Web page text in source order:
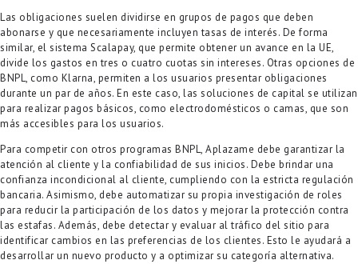
Las obligaciones suelen dividirse en grupos de pagos que deben
abonarse y que necesariamente incluyen tasas de interés. De forma
similar, el sistema Scalapay, que permite obtener un avance en la UE,
divide los gastos en tres o cuatro cuotas sin intereses. Otras opciones de
BNPL, como Klarna, permiten a los usuarios presentar obligaciones
durante un par de años. En este caso, las soluciones de capital se utilizan
para realizar pagos básicos, como electrodomésticos o camas, que son
más accesibles para los usuarios.
Para competir con otros programas BNPL, Aplazame debe garantizar la
atención al cliente y la confiabilidad de sus inicios. Debe brindar una
confianza incondicional al cliente, cumpliendo con la estricta regulación
bancaria. Asimismo, debe automatizar su propia investigación de roles
para reducir la participación de los datos y mejorar la protección contra
las estafas. Además, debe detectar y evaluar al tráfico del sitio para
identificar cambios en las preferencias de los clientes. Esto le ayudará a
desarrollar un nuevo producto y a optimizar su categoría alternativa.